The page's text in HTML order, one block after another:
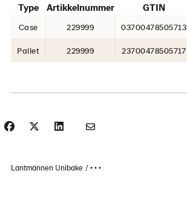
Type Artikkelnummer GTIN
Case 229999 03700478505713
Pallet 229999 23700478505717
Lantmännen Unibake • • •